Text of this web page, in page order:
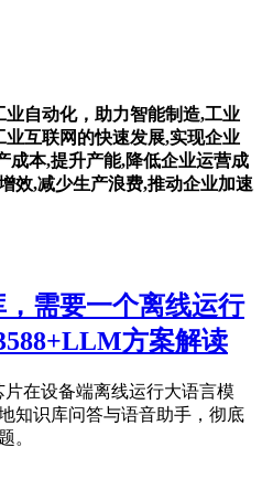
自动化，助力智能制造,工业
互联网的快速发展,实现企业
成本,提升产能,降低企业运营成
效,减少生产浪费,推动企业加速
需要一个离线运行
方案解读
在设备端离线运行大语言模
知识库问答与语音助手，彻底
。